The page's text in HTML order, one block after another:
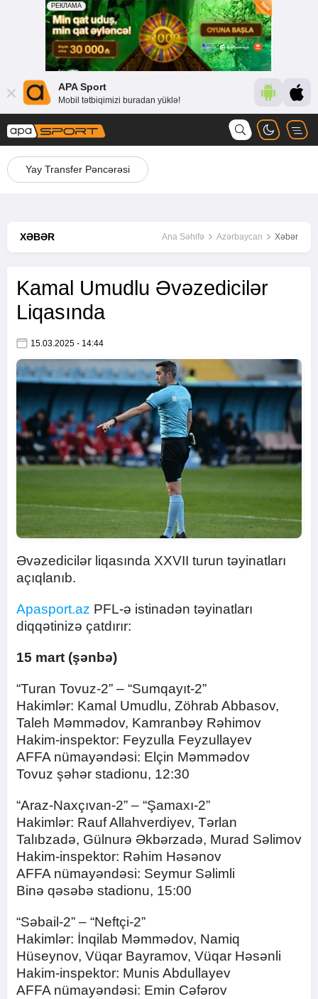
APA Sport
Mobil tətbiqimizi buradan yüklə!
Yay Transfer Pəncərəsi
XƏBƏR Ana Səhifə Azərbaycan Xəbər
Kamal Umudlu Əvəzedicilər
Liqasında
15.03.2025 - 14:44
Əvəzedicilər liqasında XXVII turun təyinatları
açıqlanıb.
Apasport.az PFL-ə istinadən təyinatları
diqqətinizə çatdırır:
15 mart (şənbə)
“Turan Tovuz-2” – “Sumqayıt-2”
Hakimlər: Kamal Umudlu, Zöhrab Abbasov,
Taleh Məmmədov, Kamranbəy Rəhimov
Hakim-inspektor: Feyzulla Feyzullayev
AFFA nümayəndəsi: Elçin Məmmədov
Tovuz şəhər stadionu, 12:30
“Araz-Naxçıvan-2” – “Şamaxı-2”
Hakimlər: Rauf Allahverdiyev, Tərlan
Talıbzadə, Gülnurə Əkbərzadə, Murad Səlimov
Hakim-inspektor: Rəhim Həsənov
AFFA nümayəndəsi: Seymur Səlimli
Binə qəsəbə stadionu, 15:00
“Səbail-2” – “Neftçi-2”
Hakimlər: İnqilab Məmmədov, Namiq
Hüseynov, Vüqar Bayramov, Vüqar Həsənli
Hakim-inspektor: Munis Abdullayev
AFFA nümayəndəsi: Emin Cəfərov